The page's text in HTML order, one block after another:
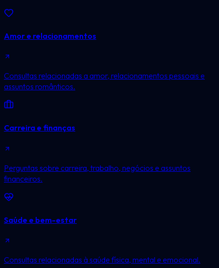
Amor e relacionamentos
Consultas relacionadas a amor, relacionamentos pessoais e
assuntos românticos.
Carreira e finanças
Perguntas sobre carreira, trabalho, negócios e assuntos
financeiros.
Saúde e bem-estar
Consultas relacionadas à saúde física, mental e emocional.